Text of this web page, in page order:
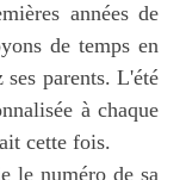
années de
de temps en
parents. L'été
à chaque
cette fois.
le numéro de sa